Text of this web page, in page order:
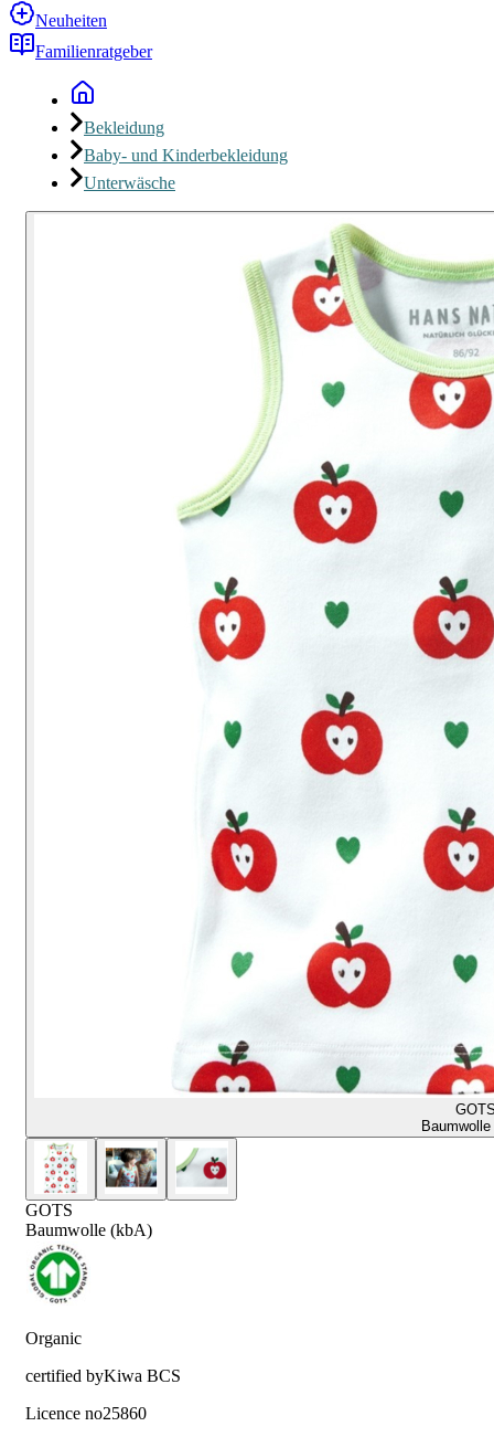
Neuheiten
Familienratgeber
Bekleidung
Baby- und Kinderbekleidung
Unterwäsche
GOTS
Baumwolle (kbA)
Organic
certified byKiwa BCS
Licence no25860